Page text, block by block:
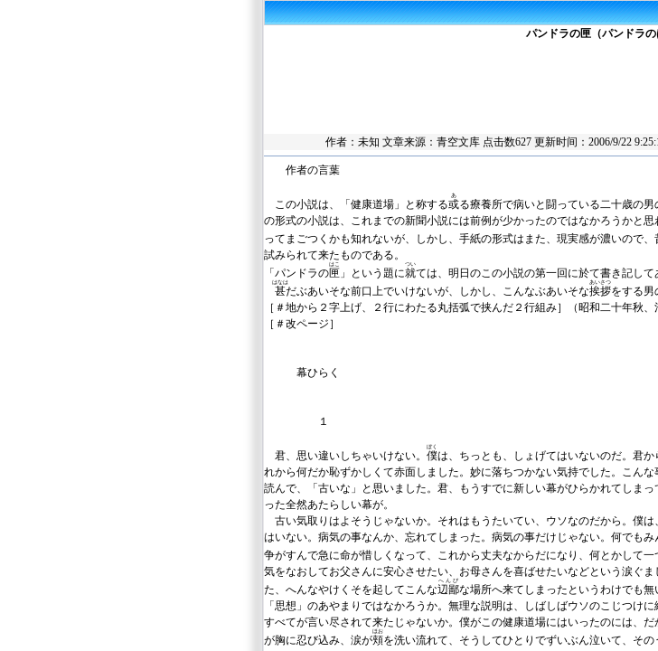
パンドラの匣（パンドラの
作者：未知 文章来源： 青空文库 点击数627 更新时间：2006/9/22
作者の言葉
この小説は、「健康道場」と称する或
あ
る療養所で病いと闘っている二十歳の
の形式の小説は、これまでの新聞小説には前例が少かったのではなかろうかと
ってまごつくかも知れないが、しかし、手紙の形式はまた、現実感が濃いので、
試みられて来たものである。
「パンドラの匣
はこ
」という題に就
つい
ては、明日のこの小説の第一回に於て書き記して
甚
はなは
だぶあいそな前口上でいけないが、しかし、こんなぶあいそな挨拶
あいさつ
をする男
［＃地から２字上げ、２行にわたる丸括弧で挟んだ２行組み］
（昭和二十年秋
［＃改ページ］
幕ひらく
１
君、思い違いしちゃいけない。 僕
ぼく
は、ちっとも、しょげてはいないのだ。君
れから何だか恥ずかしくて赤面しました。妙に落ちつかない気持でした。こん
読んで、「古いな」と思いました。君、もうすでに新しい幕がひらかれてしま
った全然あたらしい幕が。
古い気取りはよそうじゃないか。それはもうたいてい、ウソなのだから。僕
はいない。病気の事なんか、忘れてしまった。病気の事だけじゃない。何でも
争がすんで急に命が惜しくなって、これから丈夫なからだになり、何とかして
気をなおしてお父さんに安心させたい、お母さんを喜ばせたいなどという涙ぐ
た、へんなやけくそを起してこんな辺鄙
へんぴ
な場所へ来てしまったというわけでも
「思想」のあやまりではなかろうか。無理な説明は、しばしばウソのこじつけ
すべてが言い尽されて来たじゃないか。僕がこの健康道場にはいったのには、
が胸に忍び込み、涙が頬
ほお
を洗い流れて、そうしてひとりでずいぶん泣いて、そ